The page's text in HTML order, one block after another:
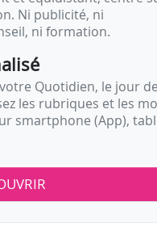
Ni publicité, ni
ni formation.
Quotidien, le jour de
les rubriques et les
smartphone (App),